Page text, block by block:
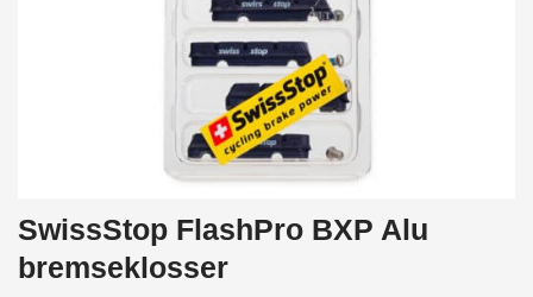
SwissStop FlashPro BXP Alu
bremseklosser